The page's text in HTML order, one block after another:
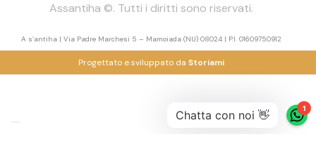
Assantiha ©. Tutti i diritti sono riservati.
A s’antiha | Via Padre Marchesi 5 – Mamoiada (NU) 08024 | P.I. 01609750912
Progettato e sviluppato da Storiami